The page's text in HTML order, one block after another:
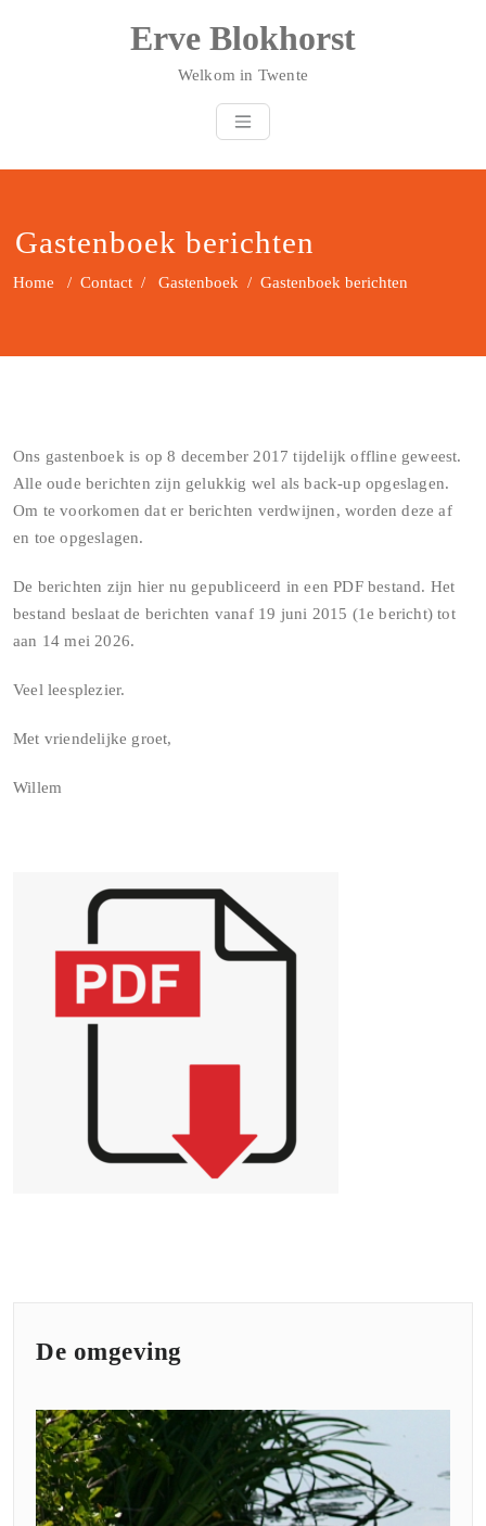
Erve Blokhorst
Welkom in Twente
Gastenboek berichten
Home / Contact / Gastenboek / Gastenboek berichten
Ons gastenboek is op 8 december 2017 tijdelijk offline geweest.
Alle oude berichten zijn gelukkig wel als back-up opgeslagen.
Om te voorkomen dat er berichten verdwijnen, worden deze af
en toe opgeslagen.
De berichten zijn hier nu gepubliceerd in een PDF bestand. Het
bestand beslaat de berichten vanaf 19 juni 2015 (1e bericht) tot
aan 14 mei 2026.
Veel leesplezier.
Met vriendelijke groet,
Willem
De omgeving